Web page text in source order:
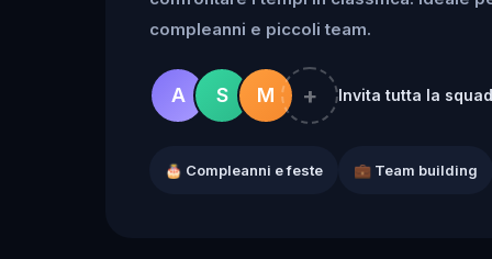
compleanni e piccoli team.
A S M + Invita tutta la
🎂 Compleanni e feste 💼 Team building